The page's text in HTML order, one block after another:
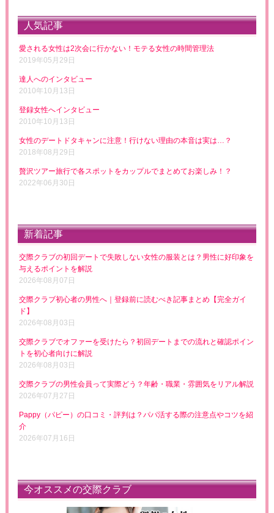
人気記事
愛される女性は2次会に行かない！モテる女性の時間管理法
2019年05月29日
達人へのインタビュー
2010年10月13日
登録女性へインタビュー
2010年10月13日
女性のデートドタキャンに注意！行けない理由の本音は実は…？
2018年08月29日
贅沢ツアー旅行で各スポットをカップルでまとめてお楽しみ！？
2022年06月30日
新着記事
交際クラブの初回デートで失敗しない女性の服装とは？男性に好印象を
与えるポイントを解説
2026年08月07日
交際クラブ初心者の男性へ｜登録前に読むべき記事まとめ【完全ガイ
ド】
2026年08月03日
交際クラブでオファーを受けたら？初回デートまでの流れと確認ポイン
トを初心者向けに解説
2026年08月03日
交際クラブの男性会員って実際どう？年齢・職業・雰囲気をリアル解説
2026年07月27日
Pappy（パピー）の口コミ・評判は？パパ活する際の注意点やコツを紹
介
2026年07月16日
今オススメの交際クラブ